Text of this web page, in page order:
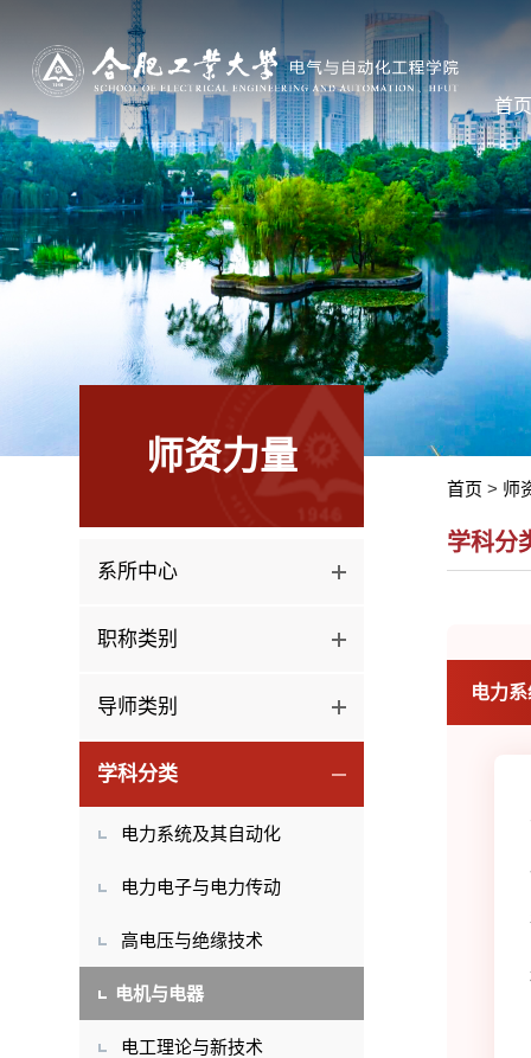
首页
师资力量
系所中心
职称类别
导师类别
学科分类
电力系统及其自动化
电力电子与电力传动
高电压与绝缘技术
电机与电器
电工理论与新技术
首页 > 师
学科分
电力